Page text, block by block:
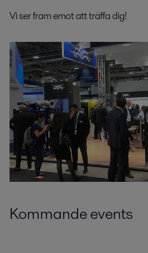
Vi ser fram emot att träffa dig!
Kommande events